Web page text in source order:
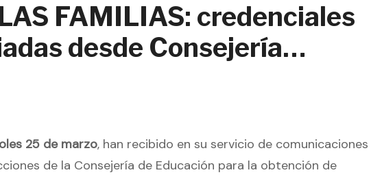
FAMILIAS: credenciales
desde Consejería…
25 de marzo, han recibido en su servicio de comunicaciones
de la Consejería de Educación para la obtención de